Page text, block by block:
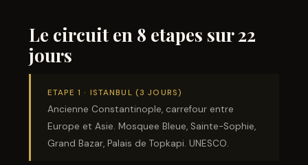
Le circuit en 8 etapes sur 22
jours
ETAPE 1 · ISTANBUL (3 JOURS)
Ancienne Constantinople, carrefour entre
Europe et Asie. Mosquee Bleue, Sainte-Sophie,
Grand Bazar, Palais de Topkapi. UNESCO.